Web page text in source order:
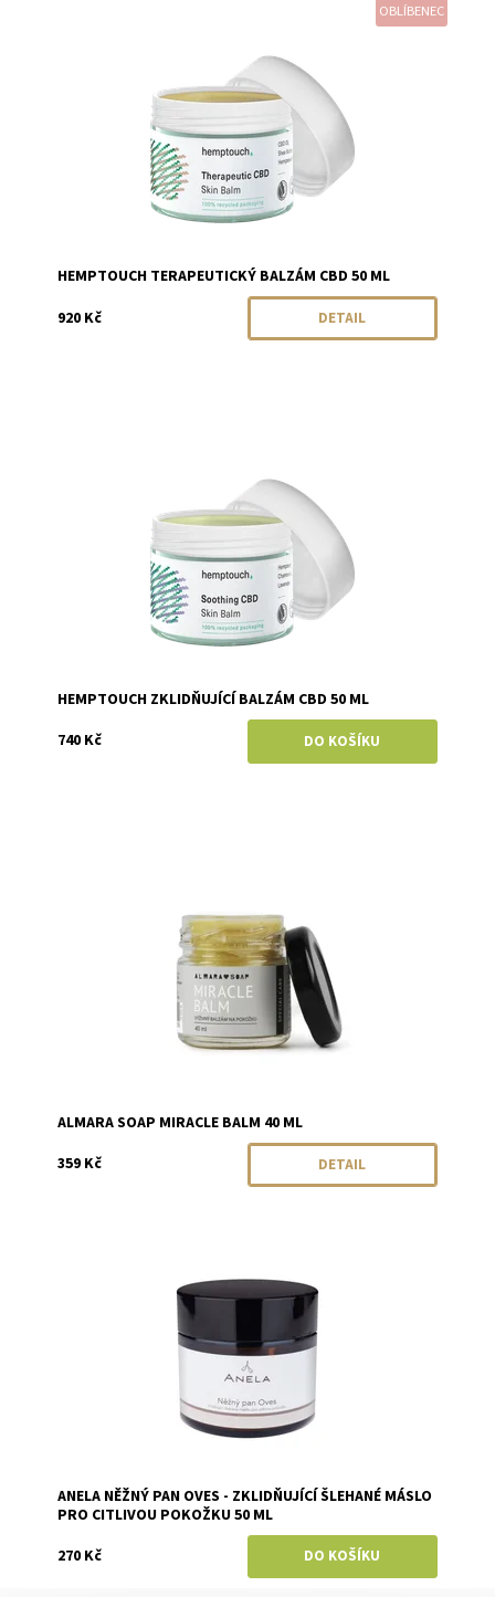
OBLÍBENEC
HEMPTOUCH TERAPEUTICKÝ BALZÁM CBD 50 ML
920 Kč
DETAIL
HEMPTOUCH ZKLIDŇUJÍCÍ BALZÁM CBD 50 ML
740 Kč
ALMARA SOAP MIRACLE BALM 40 ML
359 Kč
DETAIL
ANELA NĚŽNÝ PAN OVES - ZKLIDŇUJÍCÍ ŠLEHANÉ MÁSLO
PRO CITLIVOU POKOŽKU 50 ML
270 Kč